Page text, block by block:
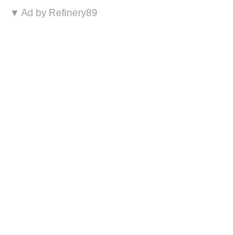
▼ Ad by Refinery89